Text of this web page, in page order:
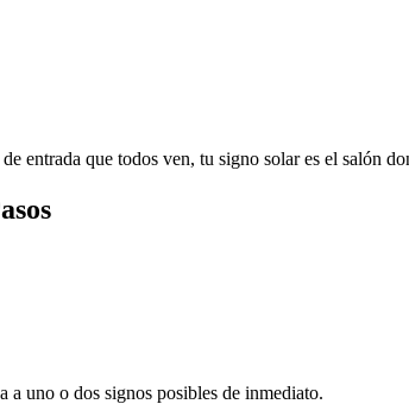
entrada que todos ven, tu signo solar es el salón
a uno o dos signos posibles de inmediato.